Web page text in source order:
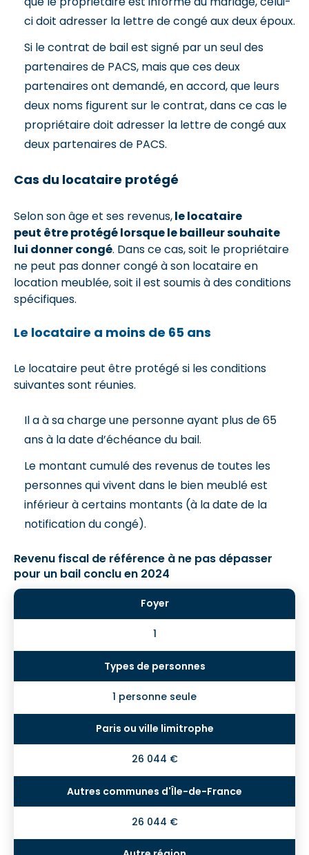
ci doit adresser la lettre de congé aux deux époux.
Si le contrat de bail est signé par un seul des
partenaires de PACS, mais que ces deux
partenaires ont demandé, en accord, que leurs
deux noms figurent sur le contrat, dans ce cas le
propriétaire doit adresser la lettre de congé aux
deux partenaires de PACS.
Cas du locataire protégé
Selon son âge et ses revenus,le locataire
peut être protégé lorsque le bailleur souhaite
lui donner congé. Dans ce cas, soit le propriétaire
ne peut pas donner congé à son locataire en
location meublée, soit il est soumis à des conditions
spécifiques.
Le locataire a moins de 65 ans
Le locataire peut être protégé si les conditions
suivantes sont réunies.
Il a à sa charge une personne ayant plus de 65
ans à la date d’échéance du bail.
Le montant cumulé des revenus de toutes les
personnes qui vivent dans le bien meublé est
inférieur à certains montants (à la date de la
notification du congé).
Revenu fiscal de référence à ne pas dépasser
pour un bail conclu en 2024
1
1 personne seule
26 044 €
26 044 €